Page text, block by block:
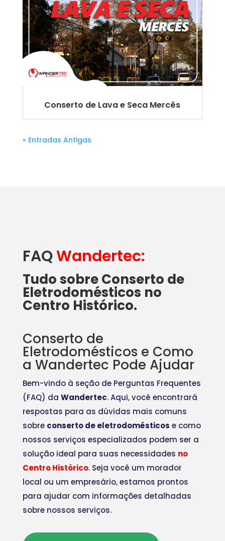
Conserto de Lava e Seca Mercês
« Entradas Antigas
FAQWandertec:
Tudo sobre Conserto de
Eletrodomésticos no
Centro Histórico.
Conserto de
Eletrodomésticos e Como
a Wandertec Pode Ajudar
Bem-vindo à seção de Perguntas Frequentes
(FAQ) da Wandertec. Aqui, você encontrará
respostas para as dúvidas mais comuns
sobre conserto de eletrodomésticos e como
nossos serviços especializados podem ser a
solução ideal para suas necessidades no
Centro Histórico. Seja você um morador
local ou um empresário, estamos prontos
para ajudar com informações detalhadas
sobre nossos serviços.